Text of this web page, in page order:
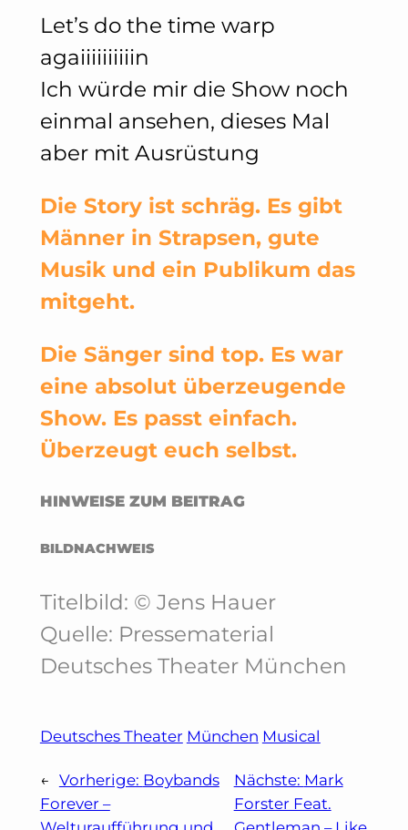
Let’s do the time warp
agaiiiiiiiiiin
Ich würde mir die Show noch
einmal ansehen, dieses Mal
aber mit Ausrüstung
Die Story ist schräg. Es gibt
Männer in Strapsen, gute
Musik und ein Publikum das
mitgeht.
Die Sänger sind top. Es war
eine absolut überzeugende
Show. Es passt einfach.
Überzeugt euch selbst.
HINWEISE ZUM BEITRAG
BILDNACHWEIS
Titelbild: © Jens Hauer
Quelle: Pressematerial
Deutsches Theater München
Deutsches Theater München Musical
← Vorherige: Boybands
Forever –
Nächste: Mark
Forster Feat.